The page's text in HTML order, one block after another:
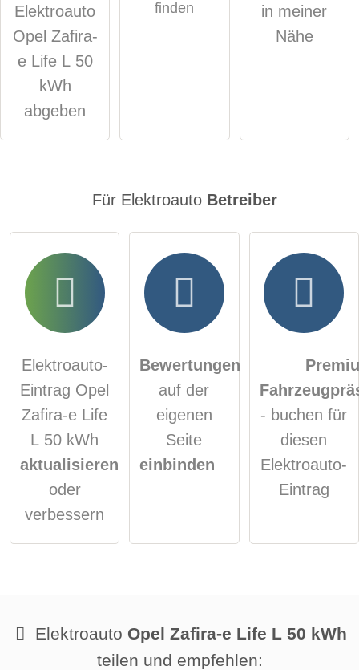
Hinweis: Bitte beachten Sie, öffentliche Fragen sindfür alle
Besucher sichtbar
Klicken Sie hier um eine
Elektroauto-Eintrag zu stellen
Elektroauto
Opel Zafira-
e Life L 50
kWh
abgeben
finden
in meiner
Nähe
Für Elektroauto Betreiber
Elektroauto-
Eintrag Opel
Zafira-e Life
L 50 kWh
aktualisieren
oder
verbessern
Bewertungen
auf der
eigenen
Seite
einbinden
- buchen für
diesen
Elektroauto-
Eintrag
Elektroauto Opel Zafira-e Life L 50 kWh
teilen und empfehlen: